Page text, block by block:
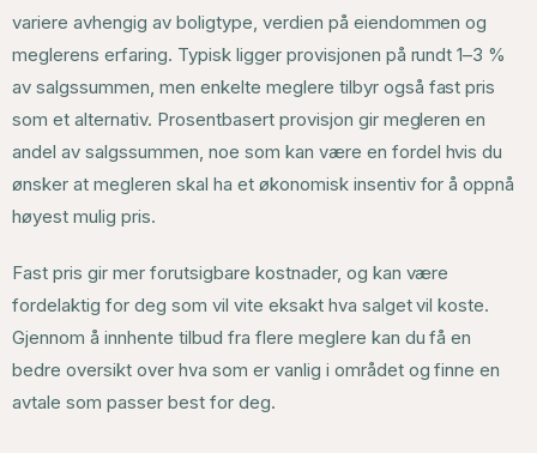
variere avhengig av boligtype, verdien på eiendommen og
meglerens erfaring. Typisk ligger provisjonen på rundt 1–3 %
av salgssummen, men enkelte meglere tilbyr også fast pris
som et alternativ. Prosentbasert provisjon gir megleren en
andel av salgssummen, noe som kan være en fordel hvis du
ønsker at megleren skal ha et økonomisk insentiv for å oppnå
høyest mulig pris.
Fast pris gir mer forutsigbare kostnader, og kan være
fordelaktig for deg som vil vite eksakt hva salget vil koste.
Gjennom å innhente tilbud fra flere meglere kan du få en
bedre oversikt over hva som er vanlig i området og finne en
avtale som passer best for deg.